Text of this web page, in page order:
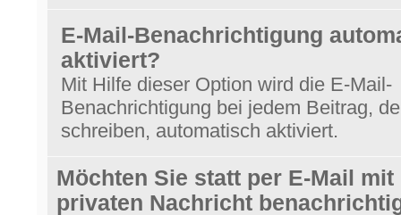
E-Mail-Benachrichtigung
aktiviert?
Mit Hilfe dieser Option wird die E-Mail-
Benachrichtigung bei jedem Beitrag,
schreiben, automatisch aktiviert.
Möchten Sie statt per E-Mail mit
privaten Nachricht